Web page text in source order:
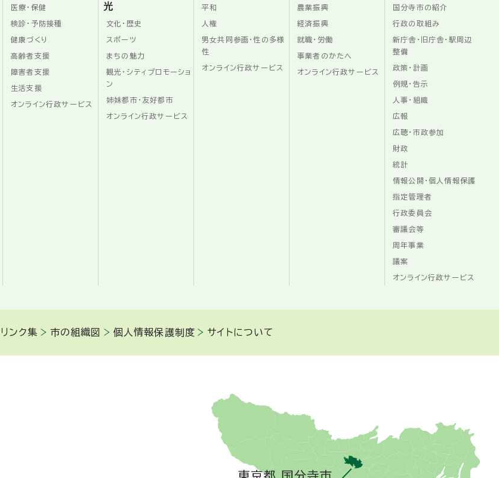
医療・保健
検診・予防接種
健康づくり
高齢者支援
障害者支援
生活支援
オンライン行政サービス
光
文化・歴史
スポーツ
まちの魅力
観光・シティプロモーショ
ン
姉妹都市・友好都市
オンライン行政サービス
平和
人権
男女共同参画・性の多様
性
オンライン行政サービス
農業振興
経済振興
就職・労働
事業者のかたへ
オンライン行政サービス
国分寺市の紹介
行政の取組み
新庁舎・旧庁舎・駅周辺
整備
政策・計画
例規・告示
人事・組織
広報
広聴・市政参加
財政
統計
情報公開・個人情報保護
指定管理者
行政委員会
審議会等
周年事業
議案
オンライン行政サービス
リンク集 市の組織図 個人情報保護制度 サイトについて